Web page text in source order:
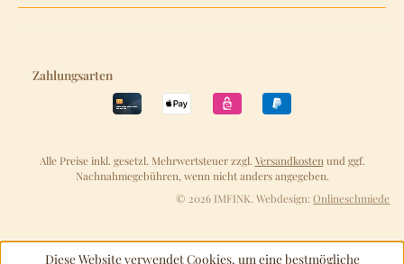
Zahlungsarten
Alle Preise inkl. gesetzl. Mehrwertsteuer zzgl. Versandkosten und ggf.
Nachnahmegebühren, wenn nicht anders angegeben.
© 2026 IMFINK. Webdesign:Onlineschmiede
Diese Website verwendet Cookies, um eine bestmögliche